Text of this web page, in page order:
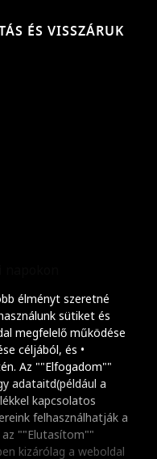
élményt szeretné
sütiket és
megfelelő működése
céljából, és •
Az ""Elfogadom""
adataitd(például a
kapcsolatos
felhasználhatják a
""Elutasítom""
kizárólag a weboldal
ÉS VISSZÁRUK
Szöveg méretének
Szóköz növelése
Szóköz csökkentése
Sortávolság
Sortávolság